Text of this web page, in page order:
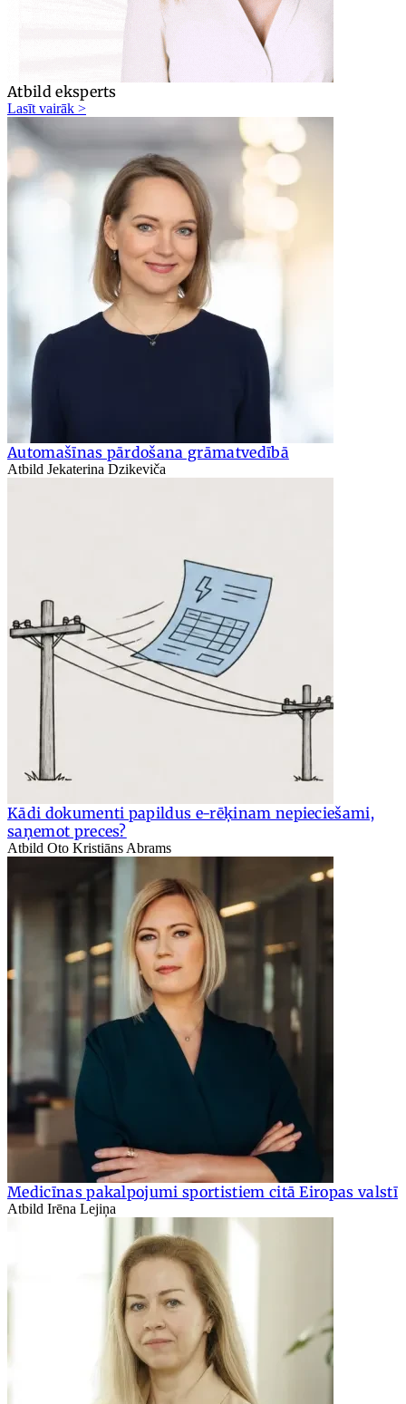
Atbild eksperts
Lasīt vairāk >
Automašīnas pārdošana grāmatvedībā
Atbild Jekaterina Dzikeviča
Kādi dokumenti papildus e-rēķinam nepieciešami,
saņemot preces?
Atbild Oto Kristiāns Abrams
Medicīnas pakalpojumi sportistiem citā Eiropas valstī
Atbild Irēna Lejiņa